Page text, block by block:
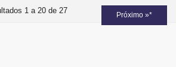
1 a 20 de 27 Próximo »*